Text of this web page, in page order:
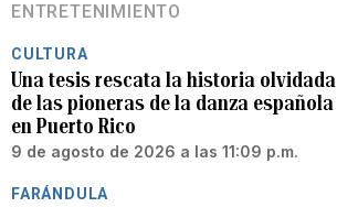
ENTRETENIMIENTO
CULTURA
Una tesis rescata la historia olvidada
de las pioneras de la danza española
en Puerto Rico
9 de agosto de 2026 a las 11:09 p.m.
FARÁNDULA